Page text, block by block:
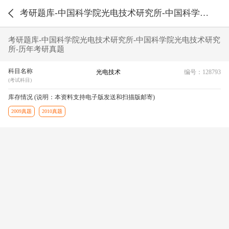
考研题库-中国科学院光电技术研究所-中国科学院光电技术研究所-历年考研真题
考研题库-中国科学院光电技术研究所-中国科学院光电技术研究
所-历年考研真题
科目名称
(考试科目)
光电技术 编号：128793
库存情况 (说明：本资料支持电子版发送和扫描版邮寄)
2009真题 2010真题